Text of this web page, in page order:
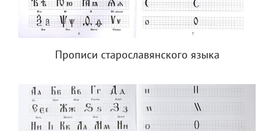
Прописи старославянского языка